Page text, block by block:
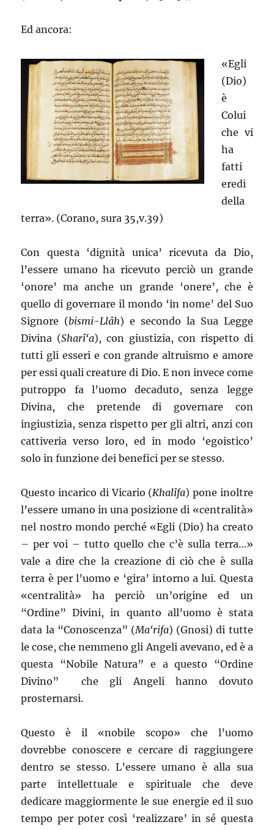
Ed ancora:
«Egli
(Dio)
è
Colui
che vi
ha
fatti
eredi
della
terra». (Corano, sura 35,v.39)
Con questa ‘dignità unica’ ricevuta da Dio,
l’essere umano ha ricevuto perciò un grande
‘onore’ ma anche un grande ‘onere’, che è
quello di governare il mondo ‘in nome’ del Suo
Signore (bismi-Llâh) e secondo la Sua Legge
Divina (Sharî‘a), con giustizia, con rispetto di
tutti gli esseri e con grande altruismo e amore
per essi quali creature di Dio. E non invece come
putroppo fa l’uomo decaduto, senza legge
Divina, che pretende di governare con
ingiustizia, senza rispetto per gli altri, anzi con
cattiveria verso loro, ed in modo ‘egoistico’
solo in funzione dei benefici per se stesso.
Questo incarico di Vicario (Khalîfa) pone inoltre
l’essere umano in una posizione di «centralità»
nel nostro mondo perché «Egli (Dio) ha creato
– per voi – tutto quello che c’è sulla terra…»
vale a dire che la creazione di ciò che è sulla
terra è per l’uomo e ‘gira’ intorno a lui. Questa
«centralità» ha perciò un’origine ed un
“Ordine” Divini, in quanto all’uomo è stata
data la “Conoscenza” (Ma‘rifa) (Gnosi) di tutte
le cose, che nemmeno gli Angeli avevano, ed è a
questa “Nobile Natura” e a questo “Ordine
Divino” che gli Angeli hanno dovuto
prosternarsi.
Questo è il «nobile scopo» che l’uomo
dovrebbe conoscere e cercare di raggiungere
dentro se stesso. L’essere umano è alla sua
parte intellettuale e spirituale che deve
dedicare maggiormente le sue energie ed il suo
tempo per poter così ‘realizzare’ in sé questa